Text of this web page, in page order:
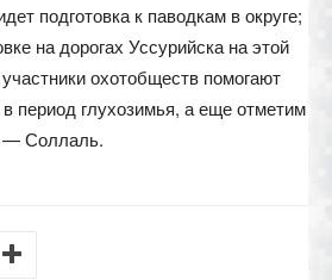
подготовка к паводкам в округе;
на дорогах Уссурийска на этой
охотобществ помогают
период глухозимья, а еще отметим
— Соллаль.